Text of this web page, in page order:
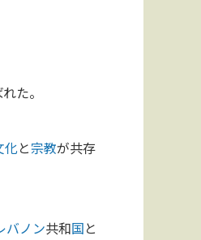
た。
化と宗教が共存
バノン共和国と